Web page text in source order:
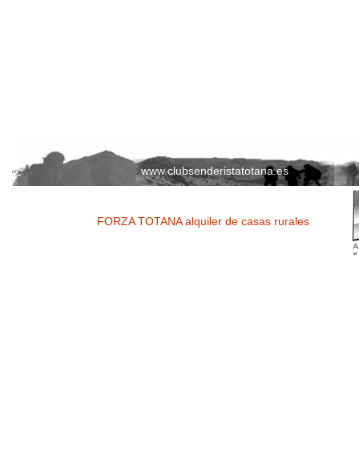
www.clubsenderistatotana.es
FORZA TOTANA alquiler de casas rurales